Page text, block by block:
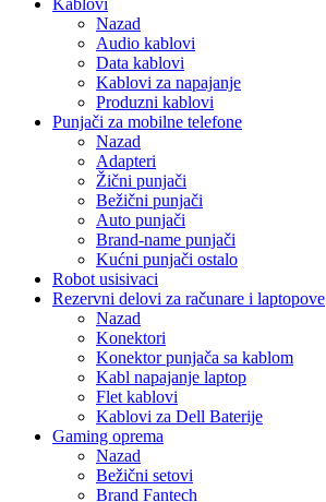
Nazad
Audio kablovi
Data kablovi
Kablovi za napajanje
Produzni kablovi
Punjači za mobilne telefone
Nazad
Adapteri
Žični punjači
Bežični punjači
Auto punjači
Brand-name punjači
Kućni punjači ostalo
Robot usisivaci
Rezervni delovi za računare i laptopove
Nazad
Konektori
Konektor punjača sa kablom
Kabl napajanje laptop
Flet kablovi
Kablovi za Dell Baterije
Gaming oprema
Nazad
Bežični setovi
Brand Fantech